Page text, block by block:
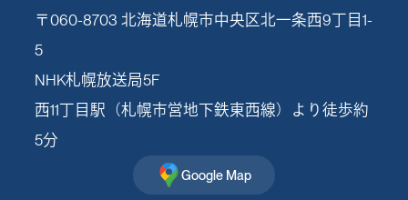
〒060-8703 北海道札幌市中央区北一条西9丁目1-
5
NHK札幌放送局5F
西11丁目駅（札幌市営地下鉄東西線）より徒歩約
5分
Google Map